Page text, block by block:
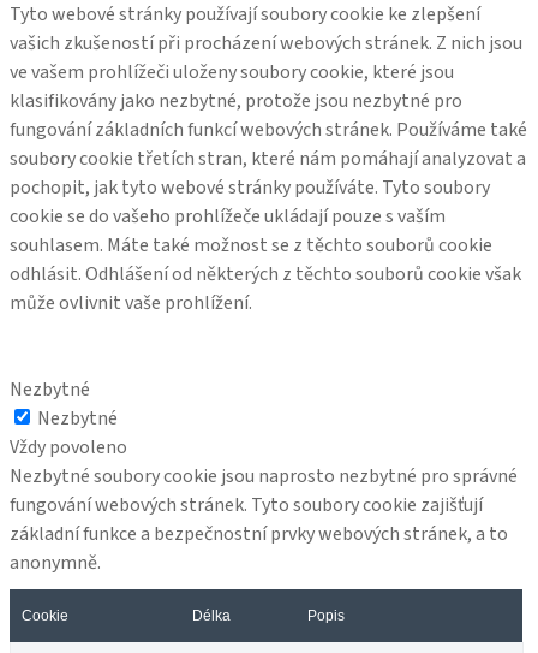
Tyto webové stránky používají soubory cookie ke zlepšení
vašich zkušeností při procházení webových stránek. Z nich jsou
ve vašem prohlížeči uloženy soubory cookie, které jsou
klasifikovány jako nezbytné, protože jsou nezbytné pro
fungování základních funkcí webových stránek. Používáme také
soubory cookie třetích stran, které nám pomáhají analyzovat a
pochopit, jak tyto webové stránky používáte. Tyto soubory
cookie se do vašeho prohlížeče ukládají pouze s vaším
souhlasem. Máte také možnost se z těchto souborů cookie
odhlásit. Odhlášení od některých z těchto souborů cookie však
může ovlivnit vaše prohlížení.
Nezbytné
Nezbytné
Vždy povoleno
Nezbytné soubory cookie jsou naprosto nezbytné pro správné
fungování webových stránek. Tyto soubory cookie zajišťují
základní funkce a bezpečnostní prvky webových stránek, a to
anonymně.
Cookie Délka Popis